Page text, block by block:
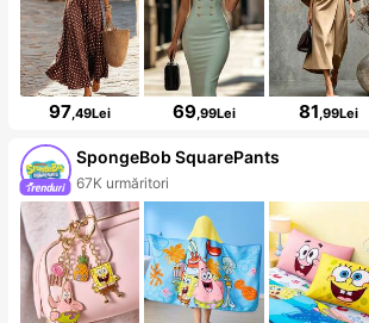
97,49Lei 69,99Lei 81,99Lei
SpongeBob SquarePants
67K urmăritori